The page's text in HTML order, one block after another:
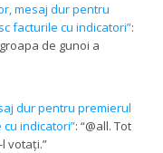
mesaj dur pentru
facturile cu indicatori”:
de gunoi a
dur pentru premierul
cu indicatori”: “@all. Tot
l votați.”